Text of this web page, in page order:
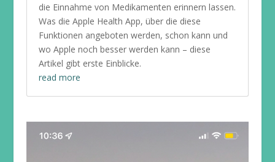
die Einnahme von Medikamenten erinnern lassen.
Was die Apple Health App, über die diese
Funktionen angeboten werden, schon kann und
wo Apple noch besser werden kann – diese
Artikel gibt erste Einblicke.
read more